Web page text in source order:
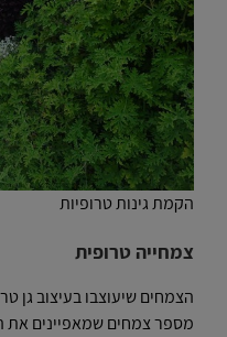
הקמת גינות טרופיות
צמחייה טרופית
הצמחים שיעוצבו בעיצוב גן
מספר צמחים שמאפיינים את